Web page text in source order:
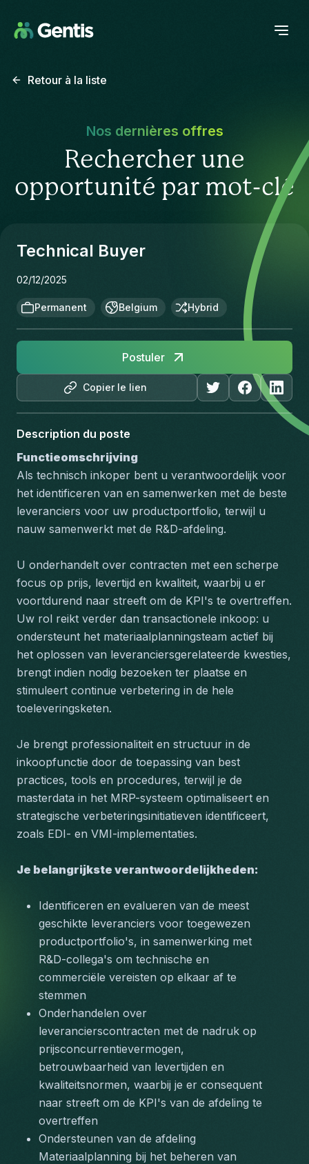
Retour à la liste
Nos dernières offres
Rechercher une
opportunité par mot-clé
Technical Buyer
02/12/2025
Permanent Belgium Hybrid
Copier le lien
Postuler
Description du poste
Functieomschrijving
Als technisch inkoper bent u verantwoordelijk voor
het identificeren van en samenwerken met de beste
leveranciers voor uw productportfolio, terwijl u
nauw samenwerkt met de R&D-afdeling.
U onderhandelt over contracten met een scherpe
focus op prijs, levertijd en kwaliteit, waarbij u er
voortdurend naar streeft om de KPI's te overtreffen.
Uw rol reikt verder dan transactionele inkoop: u
ondersteunt het materiaalplanningsteam actief bij
het oplossen van leveranciersgerelateerde kwesties,
brengt indien nodig bezoeken ter plaatse en
stimuleert continue verbetering in de hele
toeleveringsketen.
Je brengt professionaliteit en structuur in de
inkoopfunctie door de toepassing van best
practices, tools en procedures, terwijl je de
masterdata in het MRP-systeem optimaliseert en
strategische verbeteringsinitiatieven identificeert,
zoals EDI- en VMI-implementaties.
Je belangrijkste verantwoordelijkheden:
Identificeren en evalueren van de meest
geschikte leveranciers voor toegewezen
productportfolio's, in samenwerking met
R&D-collega's om technische en
commerciële vereisten op elkaar af te
stemmen
Onderhandelen over
leverancierscontracten met de nadruk op
prijsconcurrentievermogen,
betrouwbaarheid van levertijden en
kwaliteitsnormen, waarbij je er consequent
naar streeft om de KPI's van de afdeling te
overtreffen
Ondersteunen van de afdeling
Materiaalplanning bij het beheren van